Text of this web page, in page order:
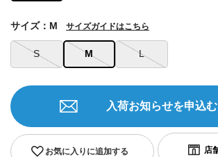
S M L
サイズ：M サイズガイドはこちら
お気に入りに追加する
入荷お知らせを申込む